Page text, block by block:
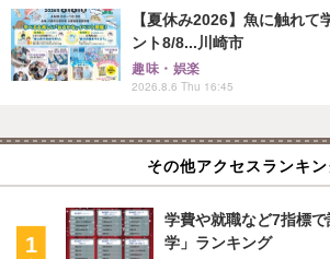
【夏休み2026】魚に触れて
ント8/8...川崎市
趣味・娯楽
2026.8.6 Thu 16:45
その他アクセスランキ
学費や就職など7指標
学」ランキング